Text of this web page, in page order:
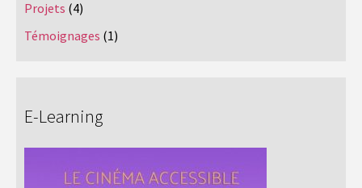
Projets (4)
Témoignages (1)
E-Learning